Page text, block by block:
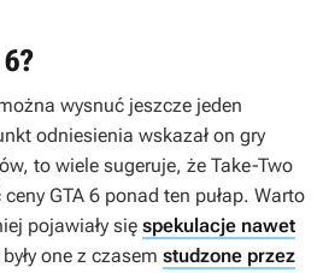
wysnuć jeszcze jeden
odniesienia wskazał on gry
to wiele sugeruje, że Take-Two
ceny GTA 6 ponad ten pułap. Warto
pojawiały się spekulacje nawet
one z czasem studzone przez